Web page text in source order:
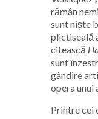
rămân
sunt niște
plictiseală
citească
sunt
gândire
opera unui
Printre cei